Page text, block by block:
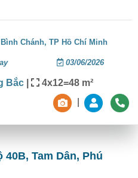
Bình Chánh,TP Hồ Chí Minh
03/06/2026
Bắc | 4x12=48 m²
Tam Dân, Phú